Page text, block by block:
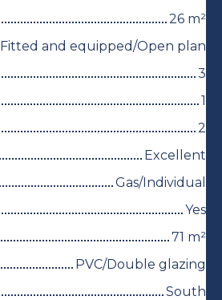
26 m²
Fitted and equipped/Open plan
3
1
2
Excellent
Gas/Individual
Yes
71 m²
PVC/Double glazing
South